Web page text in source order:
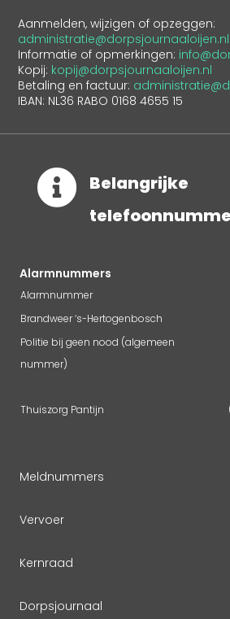
Aanmelden, wijzigen of opzeggen:
administratie@dorpsjournaaloijen.nl
Informatie of opmerkingen:
Kopij: kopij@dorpsjournaaloijen.nl
Betaling en factuur:
IBAN: NL36 RABO 0168 4655 15

Belangrijke
Alarmnummers
Alarmnummer
Brandweer ‘s-Hertogenbosch
Politie bij geen nood (algemeen
nummer)
Thuiszorg Pantijn
Meldnummers
Vervoer
Kernraad
Dorpsjournaal